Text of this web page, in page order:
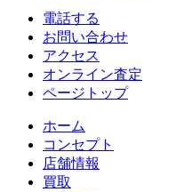
電話する
お問い合わせ
アクセス
オンライン査定
ページトップ
ホーム
コンセプト
店舗情報
買取